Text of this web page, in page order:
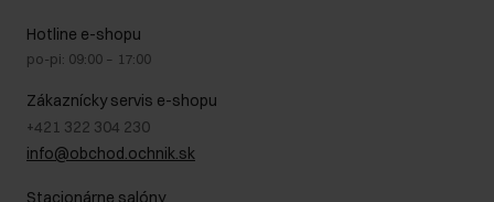
Bezpečné nakupovanie
Blog
Najčastejšie kladené otázky (FAQ)
GDPR - Zásady ochrany osobných údajov
Právne informácie
Hotline e-shopu
po-pi: 09:00 – 17:00
Zákaznícky servis e-shopu
+421 322 304 230
info@obchod.ochnik.sk
Stacionárne salóny